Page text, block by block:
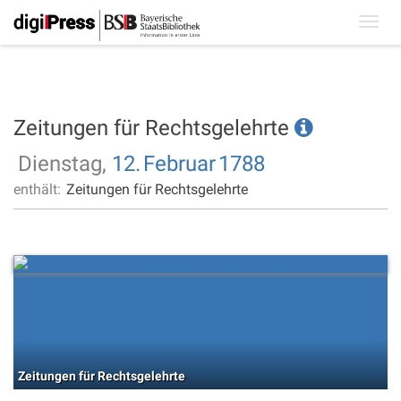
Zeitungen für Rechtsgelehrte
Dienstag, 12. Februar1788
enthält: Zeitungen für Rechtsgelehrte
Zeitungen für Rechtsgelehrte